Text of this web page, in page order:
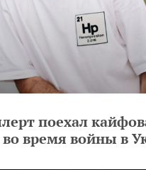
поехал
время войны в